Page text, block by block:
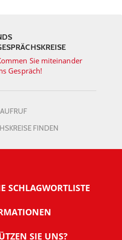
Sie miteinander
Gespräch!
AUFRUF
FINDEN
SCHLAGWORTLISTE
SIE UNS?